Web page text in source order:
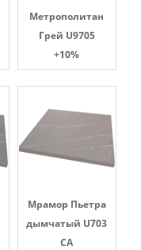
Метрополитан
Грей U9705
+10%
Мрамор Пьетра
дымчатый U703
CA